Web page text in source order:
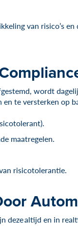
van risico’s
wordt
te versterken op
maatregelen.
risicotolerantie.
altijd en in